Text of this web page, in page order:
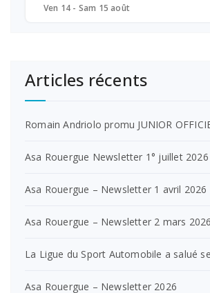
Ven 14 - Sam 15 août
Articles récents
Romain Andriolo promu JUNIOR
Asa Rouergue Newsletter 1° juillet 2026
Asa Rouergue – Newsletter 1 avril 2026
Asa Rouergue – Newsletter 2 mars 2026
La Ligue du Sport Automobile a salué
Asa Rouergue – Newsletter 2026